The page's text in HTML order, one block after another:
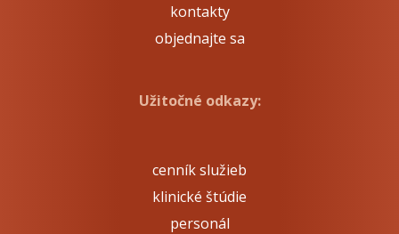
kontakty
objednajte sa
Užitočné odkazy:
cenník služieb
klinické štúdie
personál